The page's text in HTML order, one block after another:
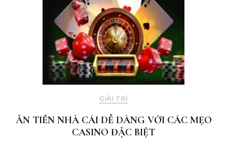
GIẢI TRÍ
ĂN TIỀN NHÀ CÁI DỄ DÀNG VỚI CÁC MẸO
CASINO ĐẶC BIỆT